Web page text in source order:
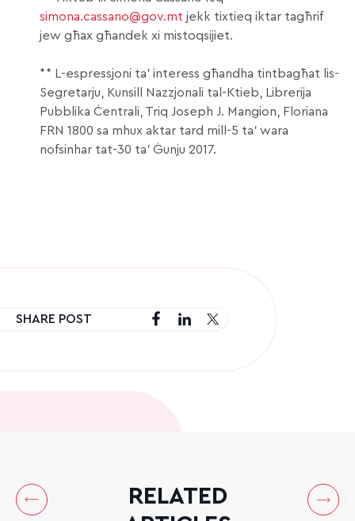
simona.cassano@gov.mt jekk tixtieq iktar tagħrif
jew għax għandek xi mistoqsijiet.
** L-espressjoni ta’ interess għandha tintbagħat lis-
Segretarju, Kunsill Nazzjonali tal-Ktieb, Librerija
Pubblika Ċentrali, Triq Joseph J. Mangion, Floriana
FRN 1800 sa mhux aktar tard mill-5 ta’ wara
nofsinhar tat-30 ta’ Ġunju 2017.
SHARE POST
RELATED